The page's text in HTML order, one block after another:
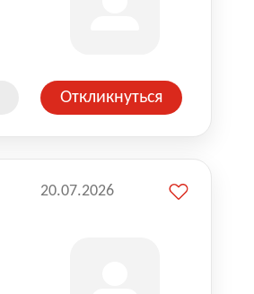
Откликнуться
20.07.2026